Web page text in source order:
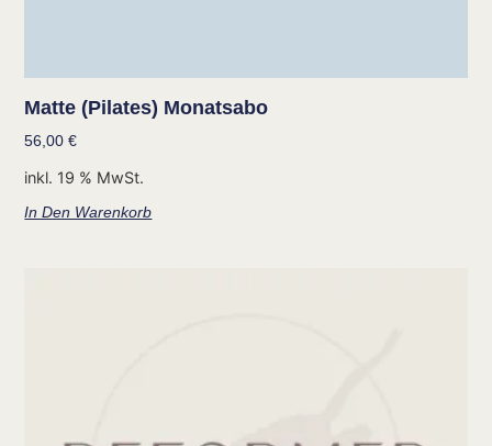
Matte (Pilates) Monatsabo
56,00€
inkl. 19 % MwSt.
In Den Warenkorb